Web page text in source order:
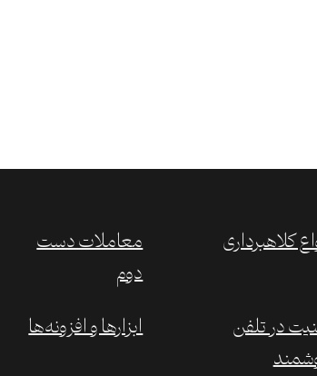
کلاهبرداری
در تلفن
معاملات دست
دوم
ابزارها و افزونه‌ها